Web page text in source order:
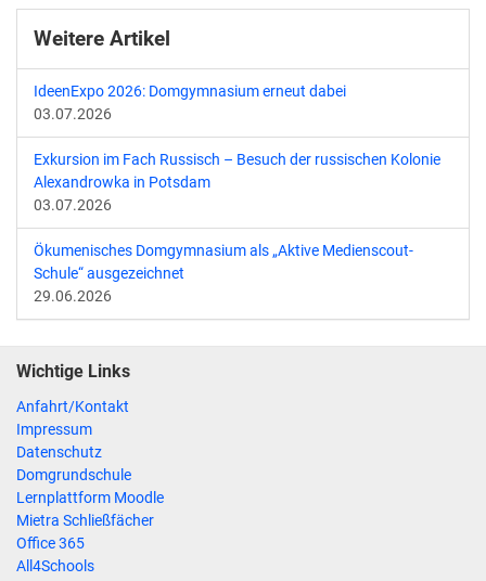
Weitere Artikel
IdeenExpo 2026: Domgymnasium erneut dabei
03.07.2026
Exkursion im Fach Russisch – Besuch der russischen Kolonie
Alexandrowka in Potsdam
03.07.2026
Ökumenisches Domgymnasium als „Aktive Medienscout-
Schule“ ausgezeichnet
29.06.2026
Wichtige Links
Anfahrt/Kontakt
Impressum
Datenschutz
Domgrundschule
Lernplattform Moodle
Mietra Schließfächer
Office 365
All4Schools